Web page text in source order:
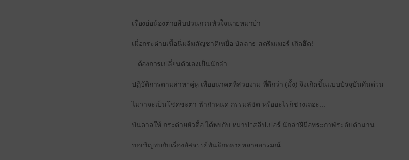
เรื่องย่อน้องต่ายสืบป่วนกวนหัวใจนายหมาป่า
เมื่อกระต่ายเนื้อนิ่มลืมสัญชาติเหยื่อ บัลลาธ สตรีมเมอร์ เกิดฮึด!
...ต้องการเปลี่ยนตัวเองเป็นนักล่า
ปฏิบัติการตามล่าหาคู่หู เพื่ออนาคตที่สวยงาม ที่ดีกว่า (มั้ง) จึงเกิดขึ้นแบบปัจจุบันทันด่วน
ไม่ว่าจะเป็นโชคชะตา ฟ้ากำหนด กรรมลิขิต หรืออะไรก็ช่างเถอะ...
บันดาลให้ กระต่ายหัวดื้อ ได้พบกับ หมาป่าสลีปเปอร์ นักล่าฝีมือพระกาฬระดับตำนาน
ขอเชิญพบกับเรื่องอัศจรรย์พันลึกหลายหลายอารมณ์